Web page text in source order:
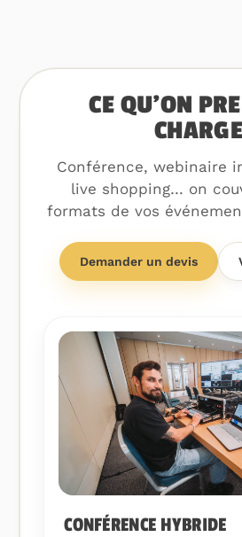
CE QU’ON
CHARGE
Conférence, webinaire
live shopping… on
formats de vos
Demander un devis
CONFÉRENCE HYBRIDE